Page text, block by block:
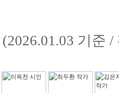
(2026.01.03 기준